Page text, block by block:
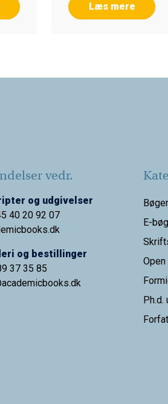
Læs mere
vedr.
og udgivelser
40 20 92 07
og bestillinger
37 35 85
academicbooks.dk
Bøger
E-
Ph.d.